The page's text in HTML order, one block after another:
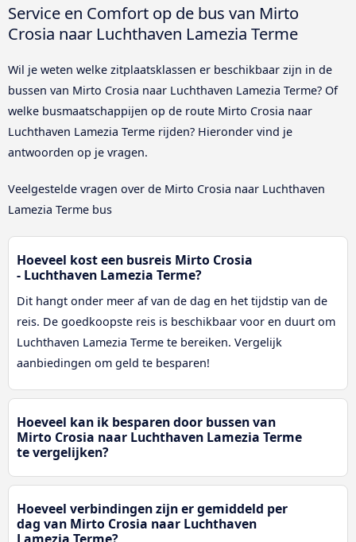
Service en Comfort op de bus van Mirto
Crosia naar Luchthaven Lamezia Terme
Wil je weten welke zitplaatsklassen er beschikbaar zijn in de
bussen van Mirto Crosia naar Luchthaven Lamezia Terme? Of
welke busmaatschappijen op de route Mirto Crosia naar
Luchthaven Lamezia Terme rijden? Hieronder vind je
antwoorden op je vragen.
Veelgestelde vragen over de Mirto Crosia naar Luchthaven
Lamezia Terme bus
Hoeveel kost een busreis Mirto Crosia
- Luchthaven Lamezia Terme?
Dit hangt onder meer af van de dag en het tijdstip van de
reis. De goedkoopste reis is beschikbaar voor en duurt om
Luchthaven Lamezia Terme te bereiken. Vergelijk
aanbiedingen om geld te besparen!
Hoeveel kan ik besparen door bussen van
Mirto Crosia naar Luchthaven Lamezia Terme
te vergelijken?
Hoeveel verbindingen zijn er gemiddeld per
dag van Mirto Crosia naar Luchthaven